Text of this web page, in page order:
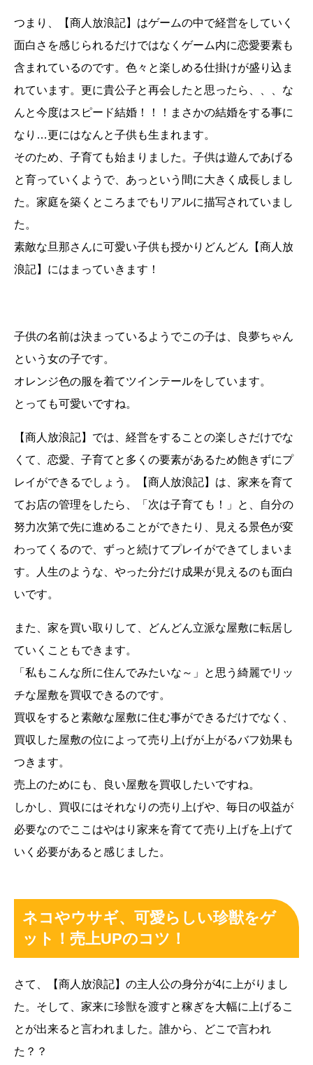
つまり、【商人放浪記】はゲームの中で経営をしていく
面白さを感じられるだけではなくゲーム内に恋愛要素も
含まれているのです。色々と楽しめる仕掛けが盛り込ま
れています。更に貴公子と再会したと思ったら、、、な
んと今度はスピード結婚！！！まさかの結婚をする事に
なり…更にはなんと子供も生まれます。
そのため、子育ても始まりました。子供は遊んであげる
と育っていくようで、あっという間に大きく成長しまし
た。家庭を築くところまでもリアルに描写されていまし
た。
素敵な旦那さんに可愛い子供も授かりどんどん【商人放
浪記】にはまっていきます！
子供の名前は決まっているようでこの子は、良夢ちゃん
という女の子です。
オレンジ色の服を着てツインテールをしています。
とっても可愛いですね。
【商人放浪記】では、経営をすることの楽しさだけでな
くて、恋愛、子育てと多くの要素があるため飽きずにプ
レイができるでしょう。【商人放浪記】は、家来を育て
てお店の管理をしたら、「次は子育ても！」と、自分の
努力次第で先に進めることができたり、見える景色が変
わってくるので、ずっと続けてプレイができてしまいま
す。人生のような、やった分だけ成果が見えるのも面白
いです。
また、家を買い取りして、どんどん立派な屋敷に転居し
ていくこともできます。
「私もこんな所に住んでみたいな～」と思う綺麗でリッ
チな屋敷を買収できるのです。
買収をすると素敵な屋敷に住む事ができるだけでなく、
買収した屋敷の位によって売り上げが上がるバフ効果も
つきます。
売上のためにも、良い屋敷を買収したいですね。
しかし、買収にはそれなりの売り上げや、毎日の収益が
必要なのでここはやはり家来を育てて売り上げを上げて
いく必要があると感じました。
ネコやウサギ、可愛らしい珍獣をゲ
ット！売上UPのコツ！
さて、【商人放浪記】の主人公の身分が4に上がりまし
た。そして、家来に珍獣を渡すと稼ぎを大幅に上げるこ
とが出来ると言われました。誰から、どこで言われ
た？？